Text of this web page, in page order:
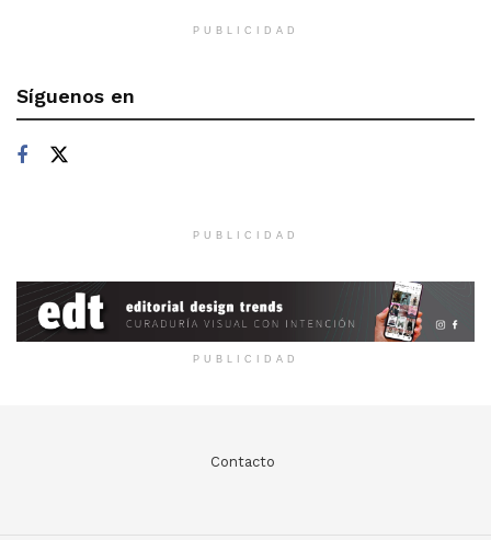
PUBLICIDAD
Síguenos en
PUBLICIDAD
PUBLICIDAD
Contacto